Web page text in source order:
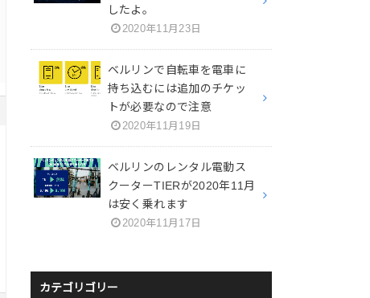
したよ。
2020年11月23日
ベルリンで自転車を電車に
持ち込むには追加のチケッ
トが必要なので注意
2020年11月19日
ベルリンのレンタル電動ス
クーターTIERが2020年11月
は安く乗れます
2020年11月17日
カテゴリゴリー